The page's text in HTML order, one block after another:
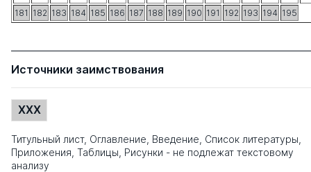
181 182 183 184 185 186 187 188 189 190 191 192 193 194 195
Источники заимствования
XXX
Титульный лист, Оглавление, Введение, Список литературы,
Приложения, Таблицы, Рисунки - не подлежат текстовому
анализу